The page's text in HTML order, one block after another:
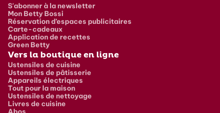
S'abonner à la newsletter
Mon Betty Bossi
Réservation d’espaces publicitaires
Carte-cadeaux
Application de recettes
Green Betty
Vers la boutique en ligne
Ustensiles de cuisine
Ustensiles de pâtisserie
Appareils électriques
Tout pour la maison
Ustensiles de nettoyage
Livres de cuisine